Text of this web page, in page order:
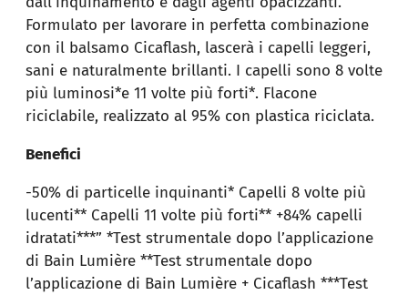
Formulato per lavorare in perfetta combinazione
con il balsamo Cicaflash, lascerà i capelli leggeri,
sani e naturalmente brillanti. I capelli sono 8 volte
più luminosi*e 11 volte più forti*. Flacone
riciclabile, realizzato al 95% con plastica riciclata.
Benefici
-50% di particelle inquinanti* Capelli 8 volte più
lucenti** Capelli 11 volte più forti** +84% capelli
idratati***” *Test strumentale dopo l’applicazione
di Bain Lumière **Test strumentale dopo
l’applicazione di Bain Lumière + Cicaflash ***Test